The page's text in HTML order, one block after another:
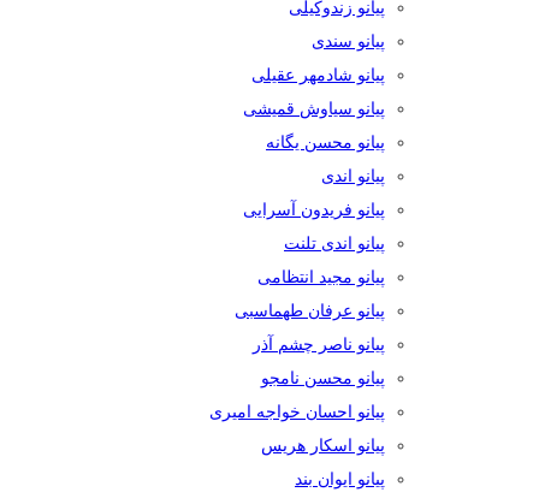
پیانو زندوکیلی
پیانو سندی
پیانو شادمهر عقیلی
پیانو سیاوش قمیشی
پیانو محسن یگانه
پیانو اندی
پیانو فریدون آسرایی
پیانو اندی تلنت
پیانو مجید انتظامی
پیانو عرفان طهماسبی
پیانو ناصر چشم آذر
پیانو محسن نامجو
پیانو احسان خواجه امیری
پیانو اسکار هریس
پیانو ایوان بند